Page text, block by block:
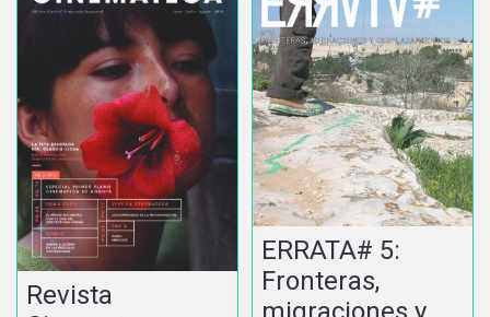
Revista
ERRATA# 5:
Fronteras,